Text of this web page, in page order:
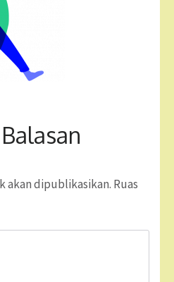
akan dipublikasikan. Ruas